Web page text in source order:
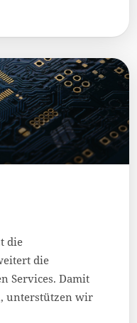
die
die
Services. Damit
unterstützen wir